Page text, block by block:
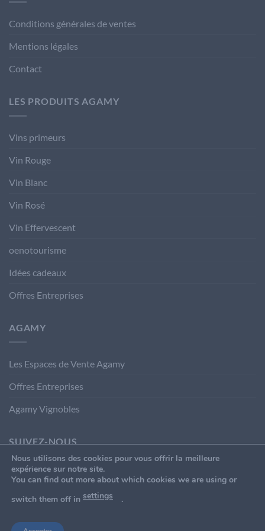
Conditions générales de ventes
Mentions légales
Contact
LES PRODUITS AGAMY
Vins primeurs
Vin Rouge
Vin Blanc
Vin Rosé
Vin Effervescent
oenotourisme
Idées cadeaux
Offres Entreprises
AGAMY
Les Espaces de Vente Agamy
Offres Entreprises
Agamy Vignobles
SUIVEZ-NOUS
Nous utilisons des cookies pour vous offrir la meilleure
expérience sur notre site.
You can find out more about which cookies we are using or
switch them off in settings .